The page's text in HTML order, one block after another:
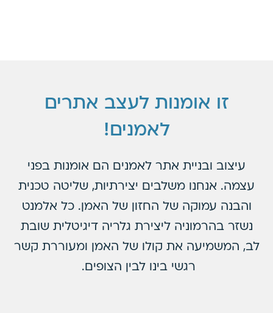
זו אומנות לעצב אתרים
לאמנים!
עיצוב ובניית אתר לאמנים הם אומנות בפני
עצמה. אנחנו משלבים יצירתיות, שליטה טכנית
והבנה עמוקה של החזון של האמן. כל אלמנט
נשזר בהרמוניה ליצירת גלריה דיגיטלית שובת
לב, המשמיעה את קולו של האמן ומעוררת קשר
רגשי בינו לבין הצופים.